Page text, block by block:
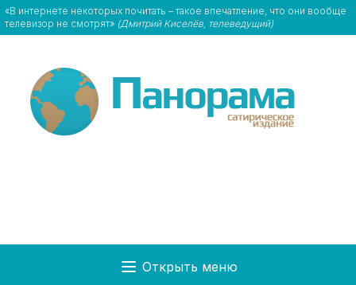
«В интернете некоторых почитать – такое впечатление, что они вообще
телевизор не смотрят» (Дмитрий Киселёв, телеведущий)
Открыть меню